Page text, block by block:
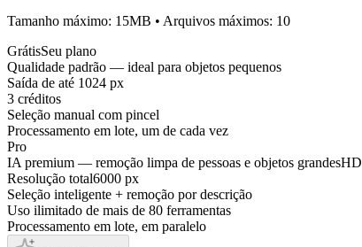
Tamanho máximo: 15MB • Arquivos máximos: 10
GrátisSeu plano
Qualidade padrão — ideal para objetos pequenos
Saída de até 1024 px
3 créditos
Seleção manual com pincel
Processamento em lote, um de cada vez
Pro
IA premium — remoção limpa de pessoas e objetos grandesHD
Resolução total6000 px
Seleção inteligente + remoção por descrição
Uso ilimitado de mais de 80 ferramentas
Processamento em lote, em paralelo